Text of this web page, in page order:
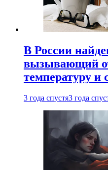
В России
вызывающий
температуру
3 года спустя3 года